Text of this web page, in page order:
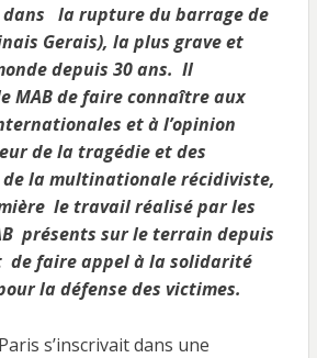
la rupture du barrage de
Gerais), la plus grave et
depuis 30 ans. Il
MAB de faire connaître aux
et à l’opinion
de la tragédie et des
la multinationale récidiviste,
le travail réalisé par les
présents sur le terrain depuis
de faire appel à la solidarité
la défense des victimes.
s’inscrivait dans une